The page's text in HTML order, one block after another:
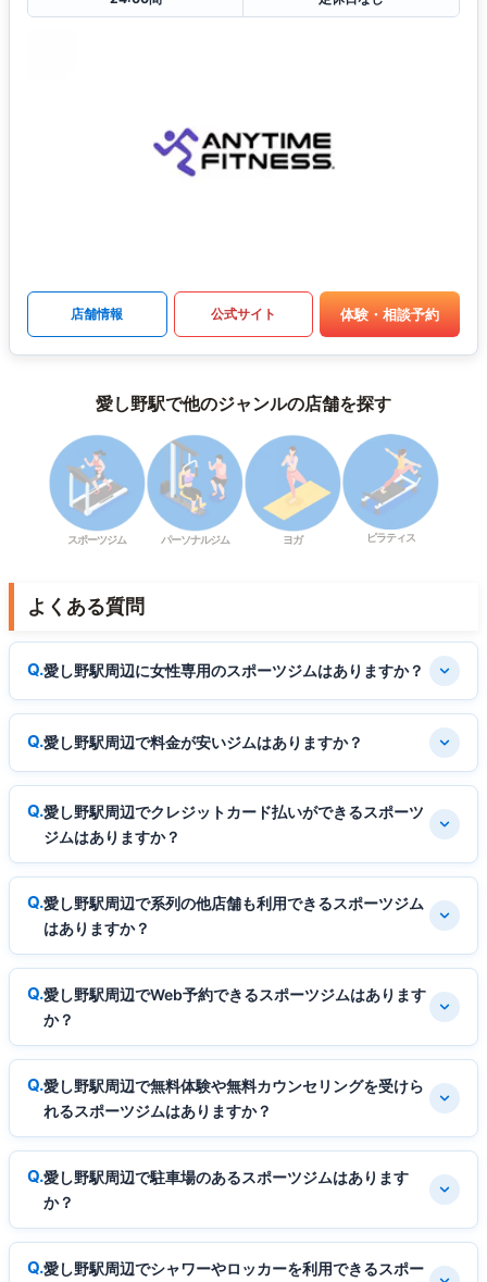
店舗情報 公式サイト 体験・相談予約
愛し野駅で他のジャンルの店舗を探す
スポーツジム パーソナルジム ヨガ ピラティス
よくある質問
愛し野駅周辺に女性専用のスポーツジムはありますか？
愛し野駅周辺で料金が安いジムはありますか？
愛し野駅周辺でクレジットカード払いができるスポーツ
ジムはありますか？
愛し野駅周辺で系列の他店舗も利用できるスポーツジム
はありますか？
愛し野駅周辺でWeb予約できるスポーツジムはあります
か？
愛し野駅周辺で無料体験や無料カウンセリングを受けら
れるスポーツジムはありますか？
愛し野駅周辺で駐車場のあるスポーツジムはあります
か？
愛し野駅周辺でシャワーやロッカーを利用できるスポー